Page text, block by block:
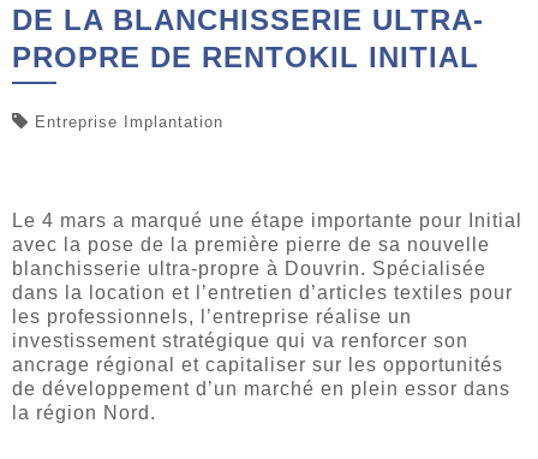
DE LA BLANCHISSERIE ULTRA-
PROPRE DE RENTOKIL INITIAL
Entreprise Implantation
Le 4 mars a marqué une étape importante pour Initial
avec la pose de la première pierre de sa nouvelle
blanchisserie ultra-propre à Douvrin. Spécialisée
dans la location et l’entretien d’articles textiles pour
les professionnels, l’entreprise réalise un
investissement stratégique qui va renforcer son
ancrage régional et capitaliser sur les opportunités
de développement d’un marché en plein essor dans
la région Nord.